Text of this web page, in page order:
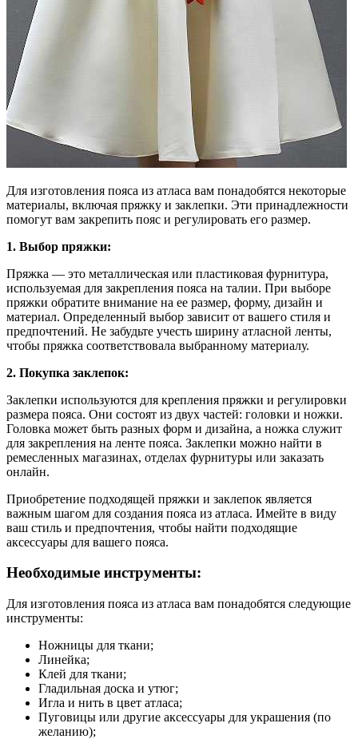
Для изготовления пояса из атласа вам понадобятся некоторые
материалы, включая пряжку и заклепки. Эти принадлежности
помогут вам закрепить пояс и регулировать его размер.
1. Выбор пряжки:
Пряжка — это металлическая или пластиковая фурнитура,
используемая для закрепления пояса на талии. При выборе
пряжки обратите внимание на ее размер, форму, дизайн и
материал. Определенный выбор зависит от вашего стиля и
предпочтений. Не забудьте учесть ширину атласной ленты,
чтобы пряжка соответствовала выбранному материалу.
2. Покупка заклепок:
Заклепки используются для крепления пряжки и регулировки
размера пояса. Они состоят из двух частей: головки и ножки.
Головка может быть разных форм и дизайна, а ножка служит
для закрепления на ленте пояса. Заклепки можно найти в
ремесленных магазинах, отделах фурнитуры или заказать
онлайн.
Приобретение подходящей пряжки и заклепок является
важным шагом для создания пояса из атласа. Имейте в виду
ваш стиль и предпочтения, чтобы найти подходящие
аксессуары для вашего пояса.
Необходимые инструменты:
Для изготовления пояса из атласа вам понадобятся следующие
инструменты:
Ножницы для ткани;
Линейка;
Клей для ткани;
Гладильная доска и утюг;
Игла и нить в цвет атласа;
Пуговицы или другие аксессуары для украшения (по
желанию);